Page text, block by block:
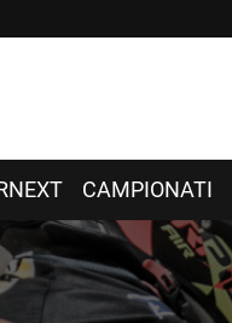
CAMPIONATI